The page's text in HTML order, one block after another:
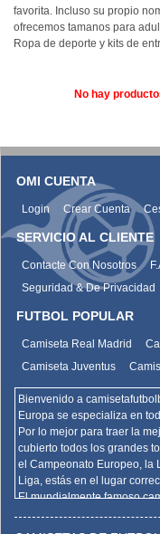
favorita. Incluso su propio
ofrecemos tamanos para
Ropa de deporte y kits de
No hay
OMI CUENTA
Login Crear Cuenta
SERVICIO AL CLIENTE
Contacte Con Nosotros
Seguridad & De Privacidad
FUTBOL POPULAR
Camiseta Real Madrid
Camiseta Juventus
Bienvenido a
Europa se especializa en
Por lo mejor para traer la
cubierto todos los grandes
el Campeonato Europeo, la
Liga, estás en el lugar
El mundialmente famoso